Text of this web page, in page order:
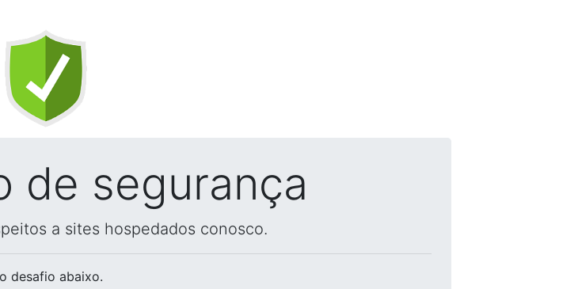
de segurança
a sites hospedados conosco.
desafio abaixo.